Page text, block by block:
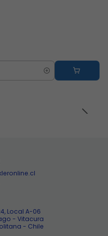
Local A-06
- Vitacura
- Chile